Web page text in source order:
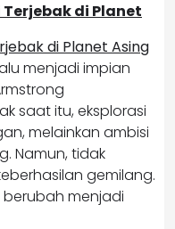
di Planet
di Planet Asing
menjadi impian
saat itu, eksplorasi
melainkan ambisi
Namun, tidak
gemilang.
menjadi